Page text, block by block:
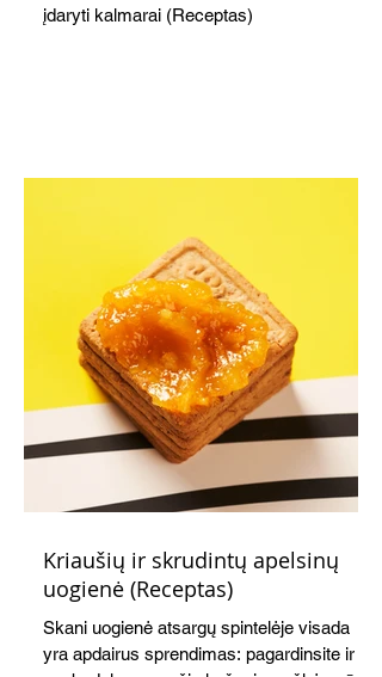
įdaryti kalmarai (Receptas)
Kriaušių ir skrudintų apelsinų
uogienė (Receptas)
Skani uogienė atsargų spintelėje visada
yra apdairus sprendimas: pagardinsite ir